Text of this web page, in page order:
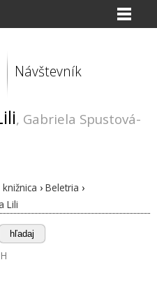
Návštevník
, Gabriela Spustová-
› Beletria ›
Lili
hľadaj